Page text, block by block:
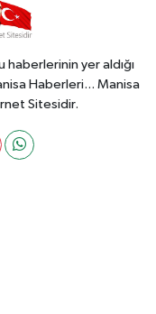
yer aldığı
Haberleri... Manisa
Sitesidir.